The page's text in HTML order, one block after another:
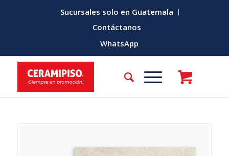
Sucursales solo en Guatemala
Contáctanos
WhatsApp